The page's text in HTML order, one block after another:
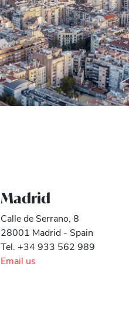
Madrid
Calle de Serrano, 8
28001 Madrid - Spain
Tel. +34 933 562 989
Email us